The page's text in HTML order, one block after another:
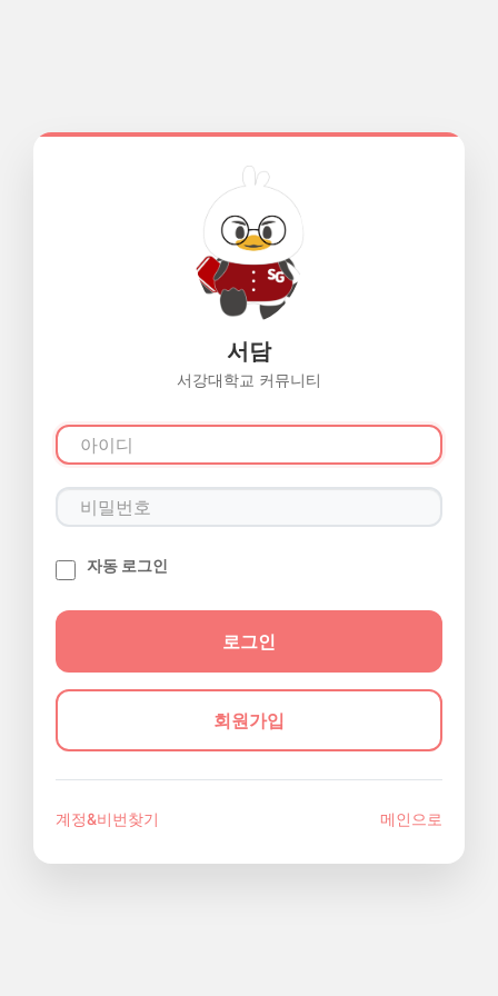
서담
서강대학교 커뮤니티
자동 로그인
회원가입
계정&비번찾기 메인으로